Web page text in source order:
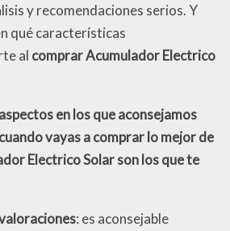
y recomendaciones serios. Y
qué características
al comprar Acumulador Electrico
aspectos en los que aconsejamos
vayas a comprar lo mejor de
Electrico Solar son los que te
: es aconsejable